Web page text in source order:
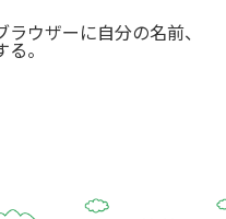
ウザーに自分の名前、
。